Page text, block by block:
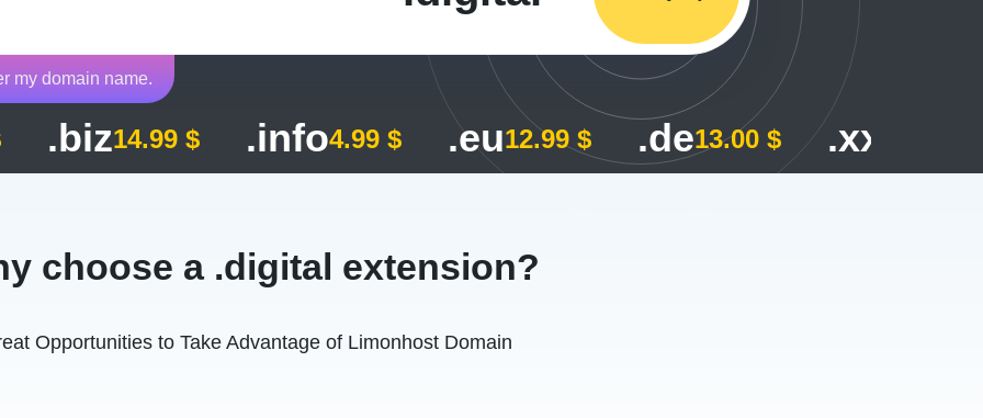
my domain name.
.biz14.99 $ .info4.99 $ .eu12.99 $ .de13.00 $ .xxx
choose a .digital extension?
Opportunities to Take Advantage of Limonhost Domain